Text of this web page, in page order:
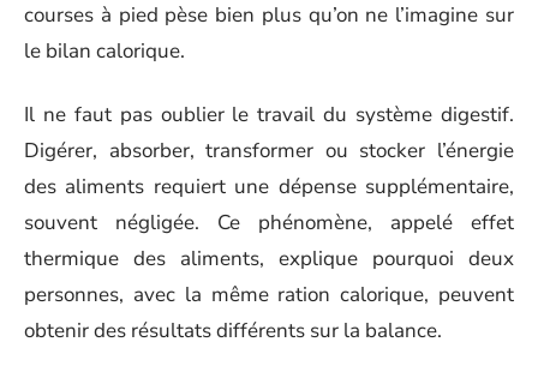
courses à pied pèse bien plus qu’on ne l’imagine sur
le bilan calorique.
Il ne faut pas oublier le travail du système digestif.
Digérer, absorber, transformer ou stocker l’énergie
des aliments requiert une dépense supplémentaire,
souvent négligée. Ce phénomène, appelé effet
thermique des aliments, explique pourquoi deux
personnes, avec la même ration calorique, peuvent
obtenir des résultats différents sur la balance.